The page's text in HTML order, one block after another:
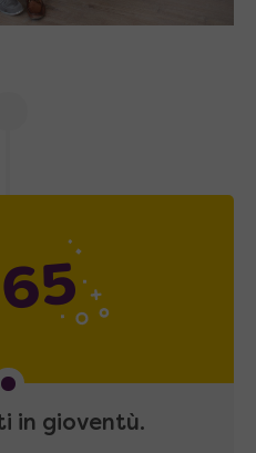
in gioventù.